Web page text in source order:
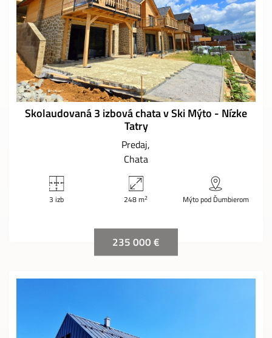
Skolaudovaná 3 izbová chata v Ski Mýto - Nízke
Tatry
Predaj
Chata
3 izb 248 m2 Mýto pod Ďumbierom
235 000 €